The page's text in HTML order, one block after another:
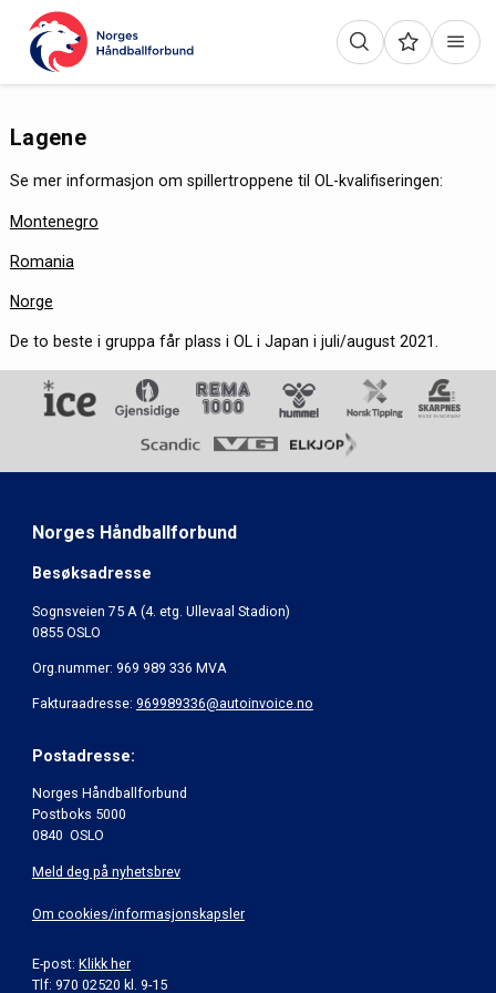
Lagene
Se mer informasjon om spillertroppene til OL-kvalifiseringen:
Montenegro
Romania
Norge
De to beste i gruppa får plass i OL i Japan i juli/august 2021.
Norges Håndballforbund
Besøksadresse
Sognsveien 75 A (4. etg. Ullevaal Stadion)
0855 OSLO
Org.nummer: 969 989 336 MVA
Fakturaadresse: 969989336@autoinvoice.no
Postadresse:
Norges Håndballforbund
Postboks 5000
0840 OSLO
Meld deg på nyhetsbrev
Om cookies/informasjonskapsler
E-post: Klikk her
Tlf: 970 02520 kl. 9-15